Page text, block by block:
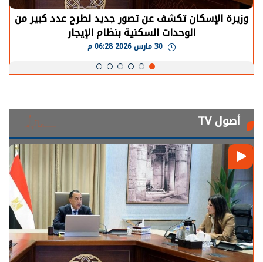
الرئيس السيسي: توقف الأنشطة في قطاع الطاقة
يحتاج إلى سنوات لعودة معدلات الإنتاج الطبيعية
أصول TV